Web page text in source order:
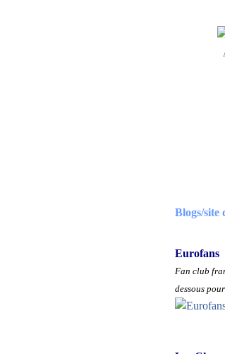
Blogs/site
Eurofans
Fan club
dessous